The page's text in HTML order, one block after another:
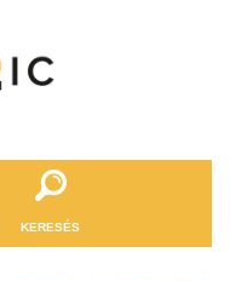
KERESÉS